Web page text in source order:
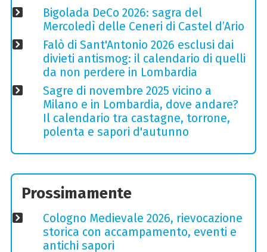
Bigolada DeCo 2026: sagra del
Mercoledì delle Ceneri di Castel d’Ario
Falò di Sant'Antonio 2026 esclusi dai
divieti antismog: il calendario di quelli
da non perdere in Lombardia
Sagre di novembre 2025 vicino a
Milano e in Lombardia, dove andare?
Il calendario tra castagne, torrone,
polenta e sapori d'autunno
Prossimamente
Cologno Medievale 2026, rievocazione
storica con accampamento, eventi e
antichi sapori